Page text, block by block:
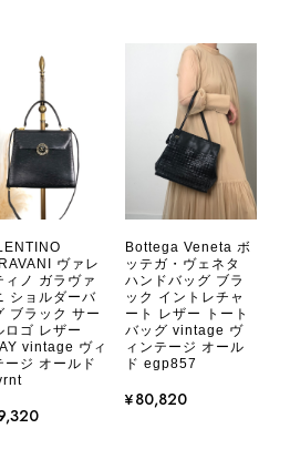
ださい。 またご縁がございまし
、ぜひよろしくお願いいたしま
VintageShop solo
たないシャネルのロゴがとてもいい
度はご購入いただき、そして素敵
ビューをありがとうございます。
ヴァレ
ィノ ガラヴァ
ショルダーバ
ブラック サー
ロゴ レザー
vintage ヴィ
ージ オールド
Bottega Veneta ボ
ッテガ・ヴェネタ
ハンドバッグ ブラ
ック イントレチャ
ート レザー トート
バッグ vintage ヴ
ィンテージ オール
ド egp857
¥80,820